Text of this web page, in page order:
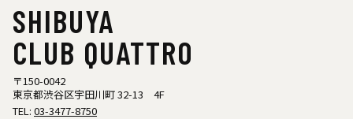
SHIBUYA
CLUB QUATTRO
〒150-0042
東京都渋谷区宇田川町 32-13 4F
TEL: 03-3477-8750